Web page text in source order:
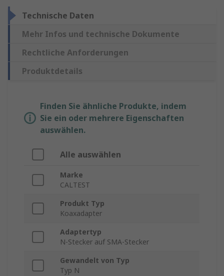
Technische Daten
Mehr Infos und technische Dokumente
Rechtliche Anforderungen
Produktdetails
Finden Sie ähnliche Produkte, indem
Sie ein oder mehrere Eigenschaften
auswählen.
Alle auswählen
Marke
CALTEST
Produkt Typ
Koaxadapter
Adaptertyp
N-Stecker auf SMA-Stecker
Gewandelt von Typ
Typ N